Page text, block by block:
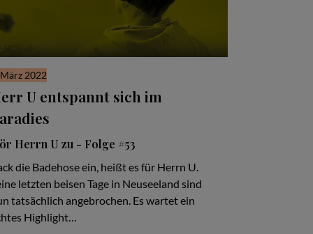
2022
U entspannt sich im
Herrn U zu - Folge #53
die Badehose ein, heißt es für Herrn U.
letzten beisen Tage in Neuseeland sind
tatsächlich angebrochen. Es wartet ein
Highlight…